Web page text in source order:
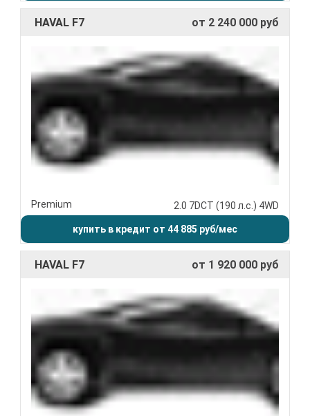
HAVAL F7 от 2 240 000 руб
Premium 2.0 7DCT (190 л.с.) 4WD
купить в кредит от 44 885 руб/мес
HAVAL F7 от 1 920 000 руб